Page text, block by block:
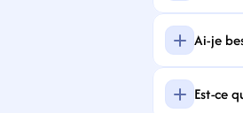
Ai-je
Est-ce